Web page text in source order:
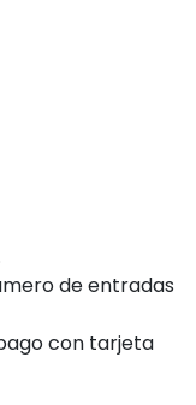
de entradas
con tarjeta